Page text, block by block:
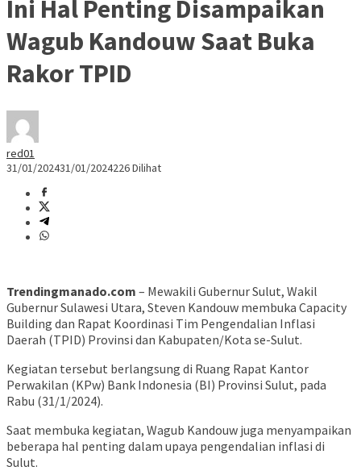
Ini Hal Penting Disampaikan
Wagub Kandouw Saat Buka
Rakor TPID
red01
31/01/202431/01/2024226 Dilihat
Trendingmanado.com – Mewakili Gubernur Sulut, Wakil
Gubernur Sulawesi Utara, Steven Kandouw membuka Capacity
Building dan Rapat Koordinasi Tim Pengendalian Inflasi
Daerah (TPID) Provinsi dan Kabupaten/Kota se-Sulut.
Kegiatan tersebut berlangsung di Ruang Rapat Kantor
Perwakilan (KPw) Bank Indonesia (BI) Provinsi Sulut, pada
Rabu (31/1/2024).
Saat membuka kegiatan, Wagub Kandouw juga menyampaikan
beberapa hal penting dalam upaya pengendalian inflasi di
Sulut.